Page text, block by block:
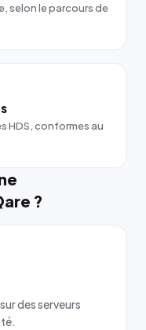
selon le parcours de
HDS, conformes au
?
des serveurs